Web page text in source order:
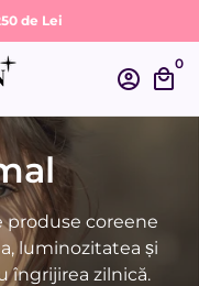
de Lei
account_circle local_mall
0
produse coreene
luminozitatea și
îngrijirea zilnică.